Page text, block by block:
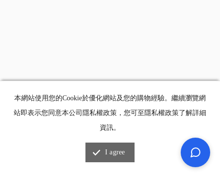
本網站使用您的Cookie於優化網站及您的購物經驗。繼續瀏覽網
站即表示您同意本公司隱私權政策，您可至隱私權政策了解詳細
資訊。
I agree